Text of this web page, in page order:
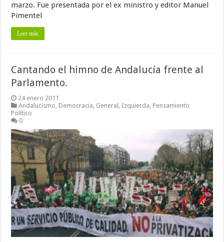
marzo. Fue presentada por el ex ministro y editor Manuel
Pimentel
Leer más
Cantando el himno de Andalucía frente al
Parlamento.
24 enero 2011
Andalucismo, Democracia, General , Izquierda, Pensamiento
Político
0